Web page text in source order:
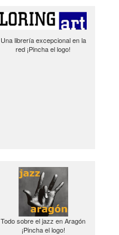
Una librería excepcional en la
red ¡Pincha el logo!
Todo sobre el jazz en Aragón
¡Pincha el logo!